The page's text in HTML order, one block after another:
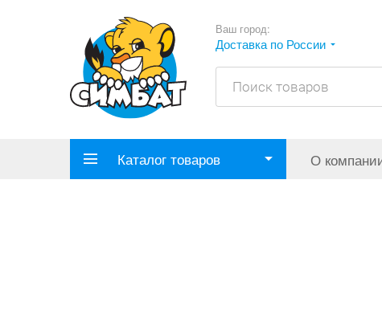
Ваш город:
Доставка по России
Каталог товаров О